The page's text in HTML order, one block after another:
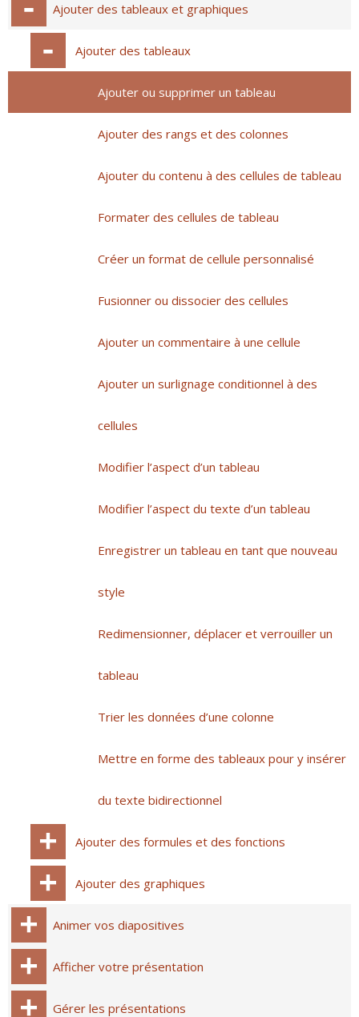
Ajouter des tableaux et graphiques
Ajouter des tableaux
Ajouter ou supprimer un tableau
Ajouter des rangs et des colonnes
Ajouter du contenu à des cellules de tableau
Formater des cellules de tableau
Créer un format de cellule personnalisé
Fusionner ou dissocier des cellules
Ajouter un commentaire à une cellule
Ajouter un surlignage conditionnel à des
cellules
Modifier l’aspect d’un tableau
Modifier l’aspect du texte d’un tableau
Enregistrer un tableau en tant que nouveau
style
Redimensionner, déplacer et verrouiller un
tableau
Trier les données d’une colonne
Mettre en forme des tableaux pour y insérer
du texte bidirectionnel
Ajouter des formules et des fonctions
Ajouter des graphiques
Animer vos diapositives
Afficher votre présentation
Gérer les présentations